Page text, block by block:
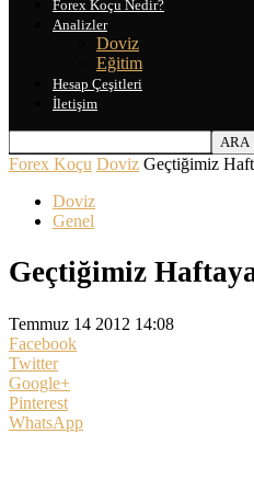
Forex Koçu Nedir?
Analizler
Doviz
Eğitim
Hesap Çeşitleri
İletişim
Forex Koçu Doviz Geçtiğimiz
Doviz
Genel
Geçtiğimiz
Temmuz 14 2012 14:08
Facebook
Twitter
Google+
Pinterest
WhatsApp